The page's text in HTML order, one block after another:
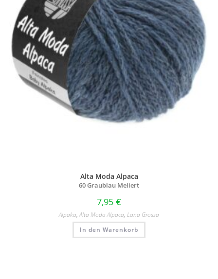
Alta Moda Alpaca
60 Graublau Meliert
7,95 €
Alpaka,Alta Moda Alpaca, Lana Grossa
In den Warenkorb